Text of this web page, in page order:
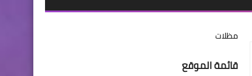
مظلات
قائمة الموقع